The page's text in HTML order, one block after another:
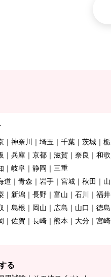
神奈川 埼玉 千葉 茨城
兵庫 京都 滋賀 奈良
和
岐阜 静岡
三重
道 青森 岩手 宮城 秋田
新潟 長野 富山 石川
福井
島根 岡山 広島 山口 徳島
佐賀 長崎 熊本 大分 宮崎
る